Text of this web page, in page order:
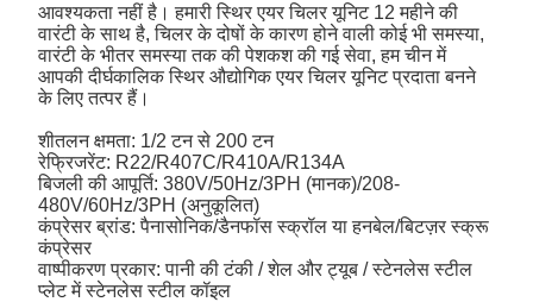
आवश्यकता नहीं है। हमारी स्थिर एयर चिलर यूनिट 12 महीने की
वारंटी के साथ है, चिलर के दोषों के कारण होने वाली कोई भी समस्या,
वारंटी के भीतर समस्या तक की पेशकश की गई सेवा, हम चीन में
आपकी दीर्घकालिक स्थिर औद्योगिक एयर चिलर यूनिट प्रदाता बनने
के लिए तत्पर हैं।
शीतलन क्षमता: 1/2 टन से 200 टन
रेफ्रिजरेंट: R22/R407C/R410A/R134A
बिजली की आपूर्ति: 380V/50Hz/3PH (मानक)/208-
480V/60Hz/3PH (अनुकूलित)
कंप्रेसर ब्रांड: पैनासोनिक/डैनफॉस स्क्रॉल या हनबेल/बिटज़र स्क्रू
कंप्रेसर
वाष्पीकरण प्रकार: पानी की टंकी / शेल और ट्यूब / स्टेनलेस स्टील
प्लेट में स्टेनलेस स्टील कॉइल